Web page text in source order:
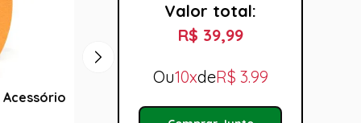
Roxo Acessório para Halloween
Valor total:
R$ 39,99
Ou10xdeR$ 3.99